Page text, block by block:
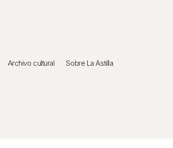
Archivo cultural Sobre La Astilla